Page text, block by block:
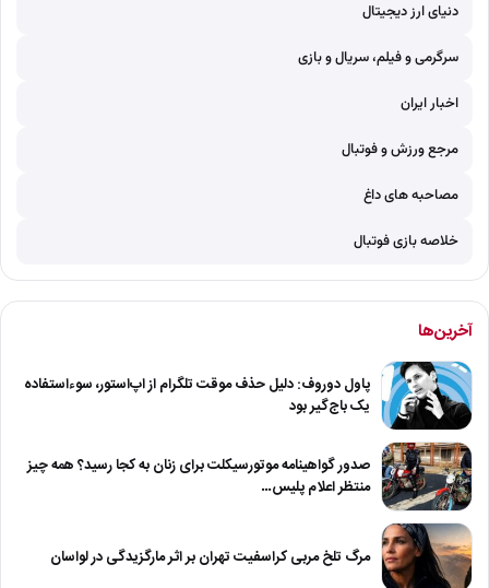
دنیای ارز دیجیتال
سرگرمی و فیلم، سریال و بازی
اخبار ایران
مرجع ورزش و فوتبال
مصاحبه های داغ
خلاصه بازی فوتبال
آخرین‌ها
پاول دوروف: دلیل حذف موقت تلگرام از اپ‌استور، سوءاستفاده
یک باج‌گیر بود
صدور گواهینامه موتورسیکلت برای زنان به کجا رسید؟ همه چیز
منتظر اعلام پلیس…
مرگ تلخ مربی کراسفیت تهران بر اثر مارگزیدگی در لواسان